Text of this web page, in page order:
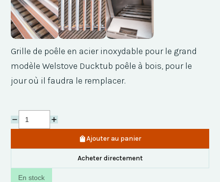
Grille de poêle en acier inoxydable pour le grand
modèle Welstove Ducktub poêle à bois, pour le
jour où il faudra le remplacer.
Ajouter au panier
Acheter directement
En stock